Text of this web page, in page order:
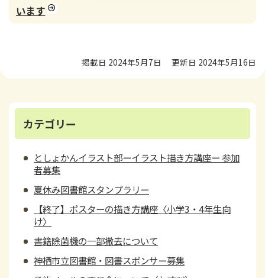
います
掲載日 2024年5月7日 更新日 2024年5月16日
カテゴリー
としょかんイラスト部ーイラスト描き方講座ー 参加
者募集
夏休み図書館スタンプラリー
【終了】ポスターの描き方講座〈小学3・4年生向
け〉
書籍除菌機の一部撤去について
神栖市立図書館・図書スポンサー募集